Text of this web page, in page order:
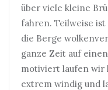
über viele kleine
fahren. Teilweise
die Berge
ganze Zeit auf
motiviert laufen wir
extrem windig und